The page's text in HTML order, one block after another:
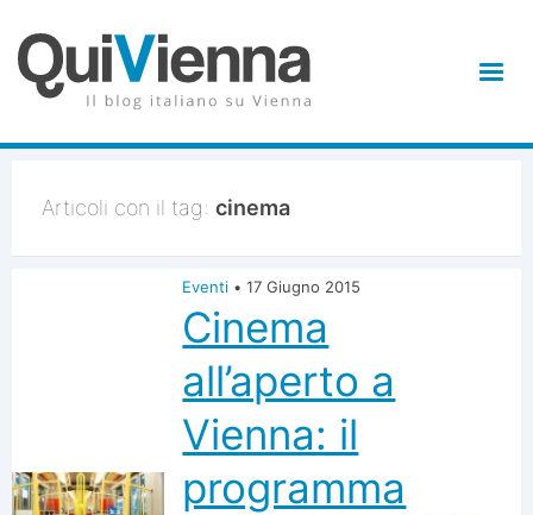
Articoli con il tag: cinema
Eventi • 17 Giugno 2015
Cinema
all’aperto a
Vienna: il
programma